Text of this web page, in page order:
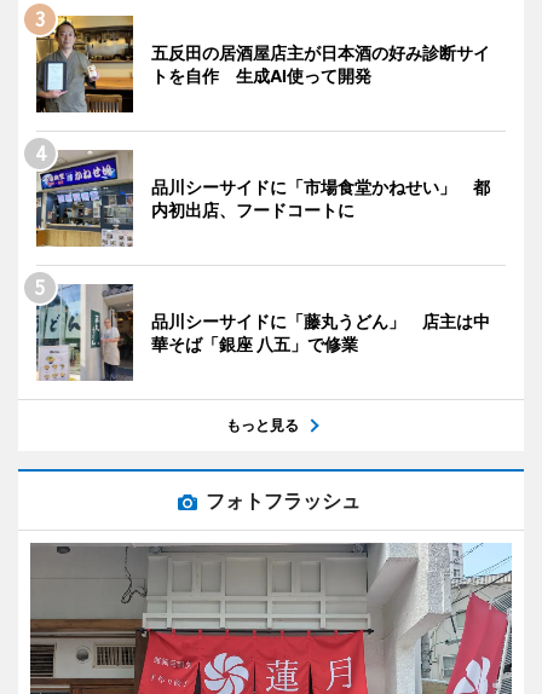
五反田の居酒屋店主が日本酒の好み診断サイ
トを自作 生成AI使って開発
品川シーサイドに「市場食堂かねせい」 都
内初出店、フードコートに
品川シーサイドに「藤丸うどん」 店主は中
華そば「銀座 八五」で修業
もっと見る
フォトフラッシュ